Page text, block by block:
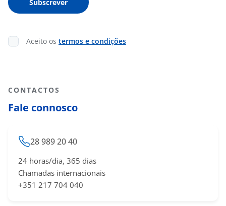
Aceito os termos e condições
CONTACTOS
Fale connosco
28 989 20 40
24 horas/dia, 365 dias
Chamadas internacionais
+351 217 704 040